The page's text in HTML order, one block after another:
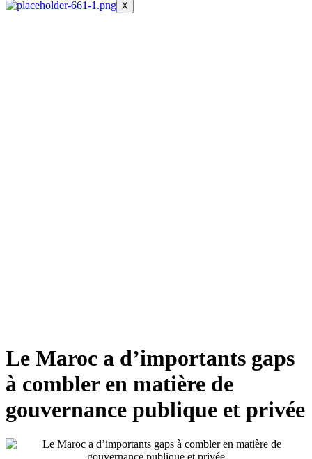
X
Le Maroc a d’importants gaps
à combler en matière de
gouvernance publique et privée